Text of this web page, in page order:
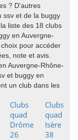
? D'autres
ssv et de la buggy
liste des 18 clubs
en Auvergne-
pour accéder
note et avis.
Auvergne-Rhône-
et buggy en
un club dans les
Clubs
quad
Drôme
26
Clubs
quad
Isère
38